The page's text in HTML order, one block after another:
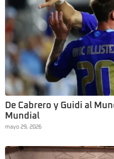
De Cabrero y Guidi al
Mundial
mayo 29, 2026